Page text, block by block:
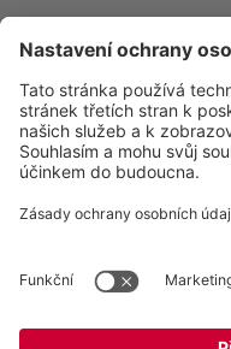
Vogelsang -
Leading in
Vogelsang CZ s.r.o.